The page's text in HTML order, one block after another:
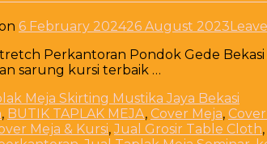
6 February 202426 August 2023
Perkantoran Pondok Gede
sarung kursi terbaik …
, BUTIK TAPLAK MEJA, Cover Meja,
Meja & Kursi,Jual Grosir Table Cloth,